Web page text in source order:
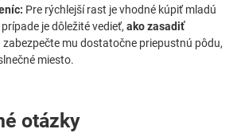
Pre rýchlejší rast je vhodné kúpiť mladú
je dôležité vedieť, ako zasadiť
zabezpečte mu dostatočne priepustnú pôdu,
miesto.
otázky